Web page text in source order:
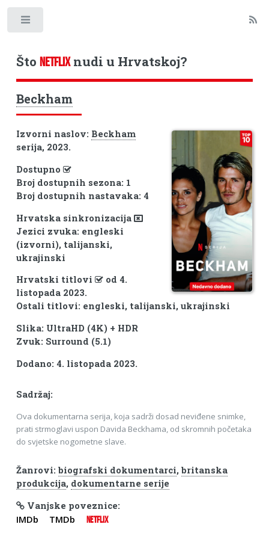
Što NETFLIXnudi u Hrvatskoj?
Beckham
Izvorni naslov: Beckham
serija, 2023.
Dostupno
Broj dostupnih sezona: 1
Broj dostupnih nastavaka: 4
Hrvatska sinkronizacija
Jezici zvuka: engleski
(izvorni), talijanski,
ukrajinski
Hrvatski titlovi
od 4.
listopada 2023.
Ostali titlovi: engleski, talijanski, ukrajinski
Slika: UltraHD (4K) + HDR
Zvuk: Surround (5.1)
Dodano: 4. listopada 2023.
Sadržaj:
Ova dokumentarna serija, koja sadrži dosad neviđene snimke,
prati strmoglavi uspon Davida Beckhama, od skromnih početaka
do svjetske nogometne slave.
Žanrovi: biografski dokumentarci, britanska
produkcija, dokumentarne serije
Vanjske poveznice:
IMDb TMDb NETFLIX